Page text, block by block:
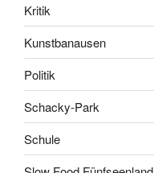
Kritik
Kunstbanausen
Politik
Schacky-Park
Schule